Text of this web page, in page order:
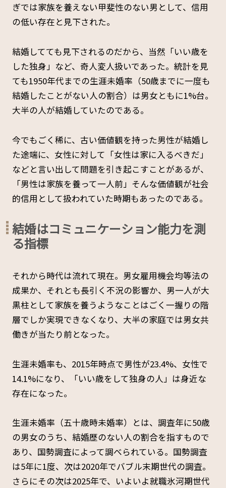
ぎでは家族を養えない甲斐性のない男として、信用
の低い存在と見下された。
結婚してても見下されるのだから、当然「いい歳を
した独身」など、奇人変人扱いであった。統計を見
ても1950年代までの生涯未婚率（50歳までに一度も
結婚したことがない人の割合）は男女ともに1%台。
大半の人が結婚していたのである。
今でもごく稀に、古い価値観を持った男性が結婚し
た途端に、女性に対して「女性は家に入るべきだ」
などと言い出して問題を引き起こすことがあるが、
「男性は家族を養って一人前」そんな価値観が社会
的信用として扱われていた時期もあったのである。
結婚はコミュニケーション能力を測
る指標
それから時代は流れて現在。男女雇用機会均等法の
成果か、それとも長引く不況の影響か、男一人が大
黒柱として家族を養うようなことはごく一握りの階
層でしか実現できなくなり、大半の家庭では男女共
働きが当たり前となった。
生涯未婚率も、2015年時点で男性が23.4%、女性で
14.1%になり、「いい歳をして独身の人」は身近な
存在になった。
生涯未婚率（五十歳時未婚率）とは、調査年に50歳
の男女のうち、結婚歴のない人の割合を指すもので
あり、国勢調査によって調べられている。国勢調査
は5年に1度、次は2020年でバブル末期世代の調査。
さらにその次は2025年で、いよいよ就職氷河期世代